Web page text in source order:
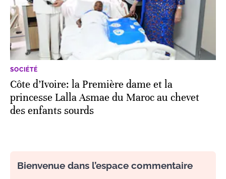
SOCIÉTÉ
Côte d’Ivoire: la Première dame et la
princesse Lalla Asmae du Maroc au chevet
des enfants sourds
Bienvenue dans l’espace commentaire